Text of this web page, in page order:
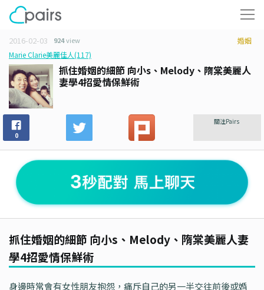
2016-02-03 924view
婚姻
Marie Clarie美麗佳人(117)
抓住婚姻的細節 向小s、Melody、隋棠美麗人
妻學4招愛情保鮮術
0
關注Pairs
抓住婚姻的細節 向小s、Melody、隋棠美麗人妻
學4招愛情保鮮術
身邊時常會有女性朋友抱怨，痛斥自己的另一半交往前後或婚